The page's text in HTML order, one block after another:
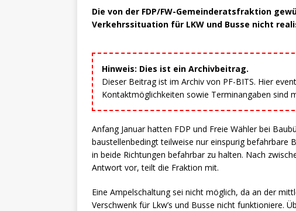
Die von der FDP/FW-Gemeinderatsfraktion
Verkehrssituation für LKW und Busse nicht
Hinweis: Dies ist ein Archivbeitrag.
Dieser Beitrag ist im Archiv von PF-BITS. Hier
Kontaktmöglichkeiten sowie Terminangaben sind
Anfang Januar hatten FDP und Freie Wähler bei
baustellenbedingt teilweise nur einspurig befahrbare
in beide Richtungen befahrbar zu halten. Nach
Antwort vor, teilt die Fraktion mit.
Eine Ampelschaltung sei nicht möglich, da an der
Verschwenk für Lkw’s und Busse nicht funktioniere.